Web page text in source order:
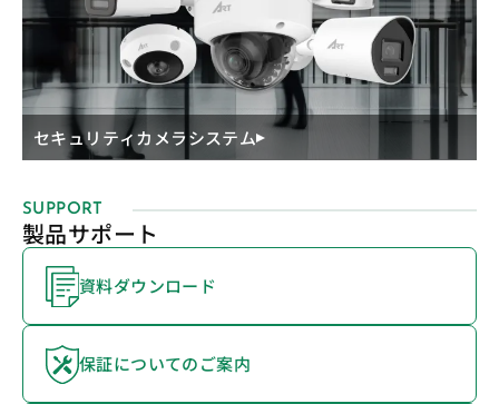
セキュリティカメラシステム
SUPPORT
製品サポート
資料ダウンロード
保証についてのご案内